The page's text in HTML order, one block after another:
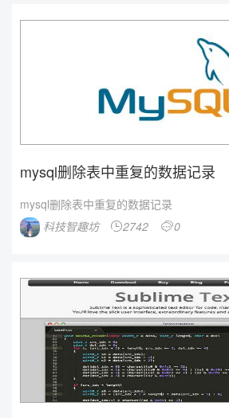
mysql删除表中重复的数据记录
mysql删除表中重复的数据记录
科技智趣坊
2742 0